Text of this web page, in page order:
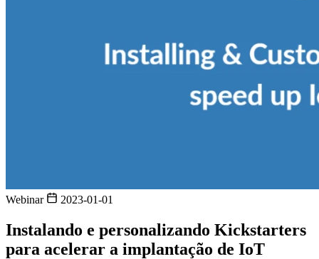
Webinar 2023-01-01
Instalando e personalizando Kickstarters
para acelerar a implantação de IoT